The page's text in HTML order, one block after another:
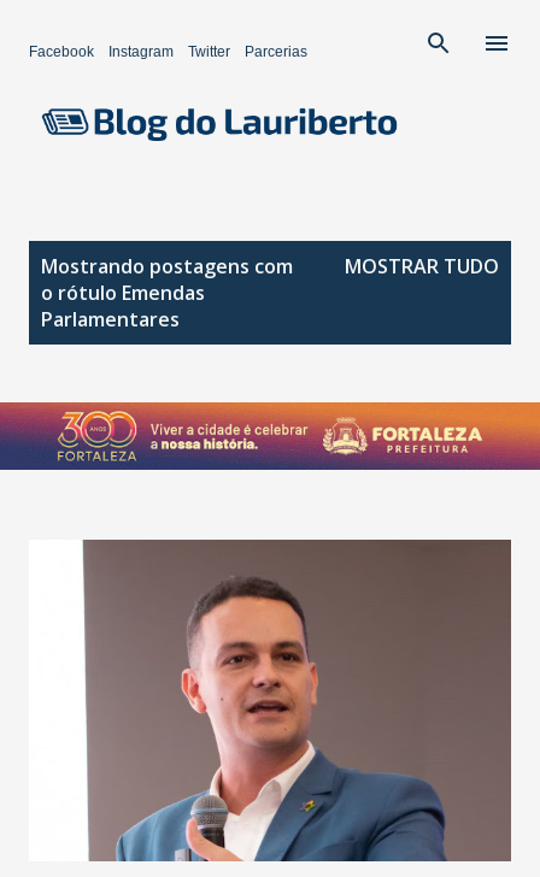
Facebook Instagram Twitter Parcerias
g
e
Mostrando postagens com
o rótulo Emendas
Parlamentares
MOSTRAR TUDO